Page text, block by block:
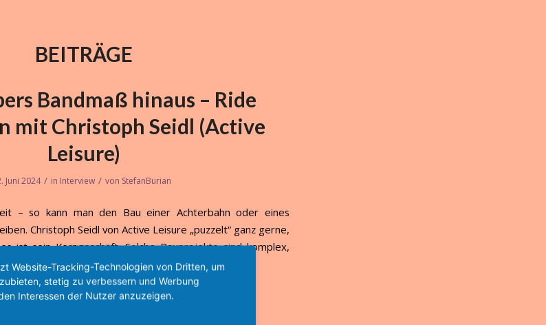
BEITRÄGE
Bandmaß hinaus – Ride
mit Christoph Seidl (Active
Leisure)
Juni 2024 / in Interview / von StefanBurian
– so kann man den Bau einer Achterbahn oder eines
Christoph Seidl von Active Leisure „puzzelt“ ganz gerne,
ist sein Kerngeschäft. Solche Bauprojekte sind komplex,
emotional.
LinkedIN:
christophseidl/
Website-Tracking-Technologien von Dritten, um
stetig zu verbessern und Werbung
Interessen der Nutzer anzuzeigen.